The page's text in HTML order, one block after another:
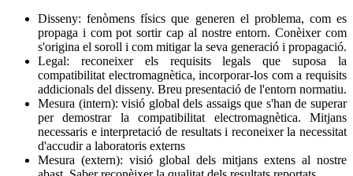
Disseny: fenòmens físics que generen el problema, com es
propaga i com pot sortir cap al nostre entorn. Conèixer com
s'origina el soroll i com mitigar la seva generació i propagació.
Legal: reconeixer els requisits legals que suposa la
compatibilitat electromagnètica, incorporar-los com a requisits
addicionals del disseny. Breu presentació de l'entorn normatiu.
Mesura (intern): visió global dels assaigs que s'han de superar
per demostrar la compatibilitat electromagnètica. Mitjans
necessaris e interpretació de resultats i reconeixer la necessitat
d'accudir a laboratoris externs
Mesura (extern): visió global dels mitjans extens al nostre